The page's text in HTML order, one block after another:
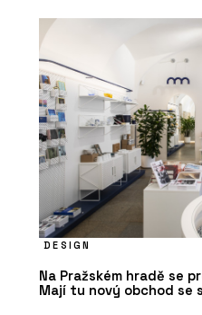
DESIGN
Na Pražském hradě se
Mají tu nový obchod se